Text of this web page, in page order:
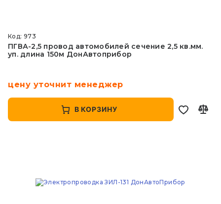
Код: 973
ПГВА-2,5 провод автомобилей сечение 2,5 кв.мм.
уп. длина 150м ДонАвтоприбор
цену уточнит менеджер
В КОРЗИНУ